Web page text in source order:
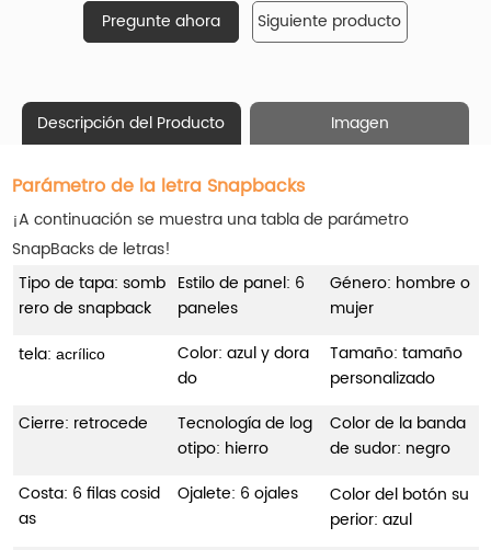
Pregunte ahora
Siguiente producto
Descripción del Producto Imagen
Parámetro de la letra Snapbacks
¡A continuación se muestra una tabla de parámetro
SnapBacks de letras!
Tipo de tapa: somb
rero de snapback
Estilo de panel: 6
paneles
Género: hombre o
mujer
tela: acrílico
Color: azul y dora
do
Tamaño: tamaño
personalizado
Cierre: retrocede
Tecnología de log
otipo: hierro
Color de la banda
de sudor: negro
Costa: 6 filas cosid
as
Ojalete: 6 ojales
Color del botón su
perior: azul